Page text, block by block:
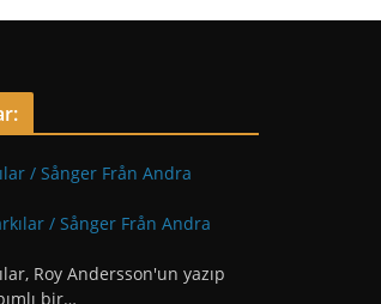
/ Sånger Från Andra
Roy Andersson'un yazıp
bir…